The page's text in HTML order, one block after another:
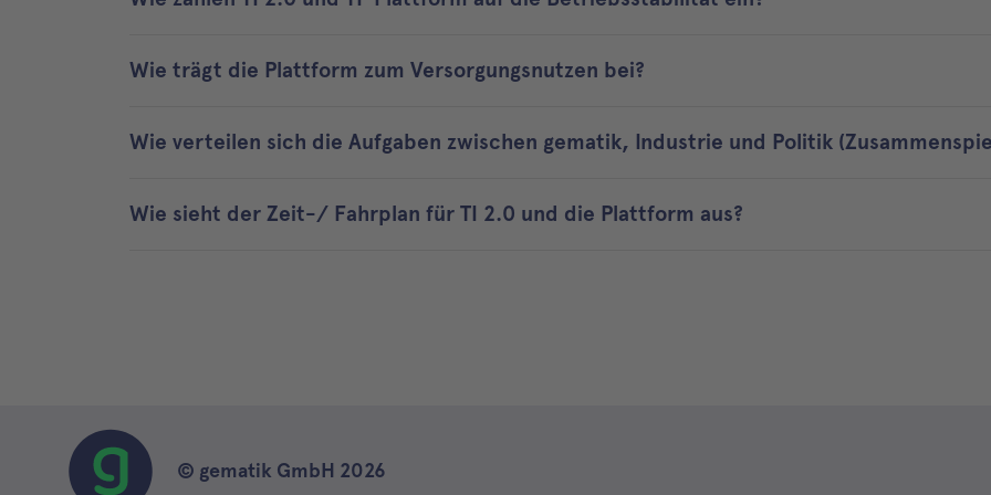
Wie trägt die Plattform zum Versorgungsnutzen bei?
Wie verteilen sich die Aufgaben zwischen gematik, Industrie und Politik
Wie sieht der Zeit-/ Fahrplan für TI 2.0 und die Plattform aus?
© gematik GmbH 2026